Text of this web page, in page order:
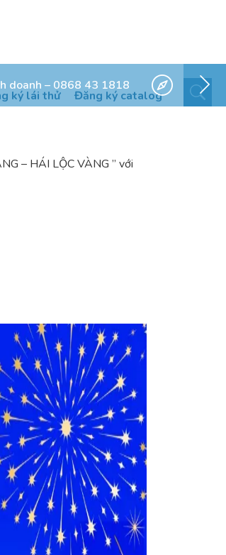
ký lái thử Đăng ký catalog
doanh – 0868 43 1818
– HÁI LỘC VÀNG ” với